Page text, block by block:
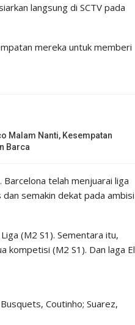
langsung di SCTV pada
mereka untuk memberi
Malam Nanti, Kesempatan
Barca
telah menjuarai liga
semakin dekat pada ambisi
(M2 S1). Sementara itu,
kompetisi (M2 S1). Dan laga El
Coutinho; Suarez,